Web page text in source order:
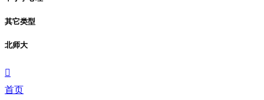
其它类型
北师大

首页